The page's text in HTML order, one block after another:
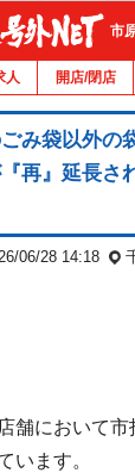
市
人 開店/閉店
み袋以外の
再』延長さ
06/28 14:18
舗において市
います。